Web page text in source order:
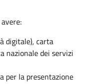
digitale), carta
nazionale dei servizi
per la presentazione